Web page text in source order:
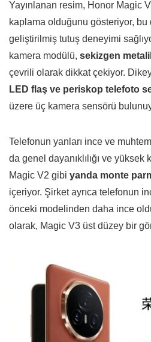
Yayınlanan resim, Honor Magic
kaplama olduğunu gösteriyor,
geliştirilmiş tutuş deneyimi
kamera modülü, sekizgen
çevrili olarak dikkat çekiyor. Dikey
LED flaş ve periskop telefoto
üzere üç kamera sensörü
Telefonun yanları ince ve
da genel dayanıklılığı ve yüksek
Magic V2 gibi yanda monte
içeriyor. Şirket ayrıca telefonun
önceki modelinden daha ince
olarak, Magic V3 üst düzey bir